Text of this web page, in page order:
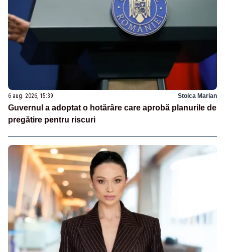
6 aug. 2026, 15:39 Stoica Marian
Guvernul a adoptat o hotărâre care aprobă planurile de
pregătire pentru riscuri